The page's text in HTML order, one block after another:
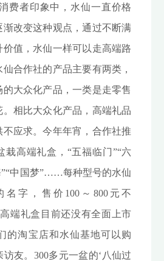
费者印象中，水仙一直价格
改变这种观点，通过不断满
价值，水仙一样可以走高端路
合作社的产品主要有两类，
大众化产品，一类是走零售
相比大众化产品，高端礼品
应求。今年年宵，合作社推
栽高端礼盒，“五福临门”“六
”“中国梦”……每种型号的水仙
字，售价100～800元不
端礼盒目前还没有全面上市
的淘宝店和水仙基地可以购
友。300多元一盆的‘八仙过